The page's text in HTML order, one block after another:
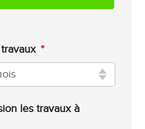
*
les travaux à